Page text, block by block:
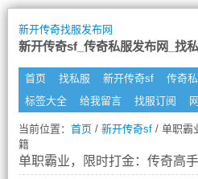
新开传奇找服发布网
新开传奇sf_传奇私服发布网_找
首页 找私服 新开传奇sf 传奇
标签大全
给我留言 找服订阅
当前位置： 首页/ 新开传奇sf/ 单职霸
籍
单职霸业，限时打金：传奇高